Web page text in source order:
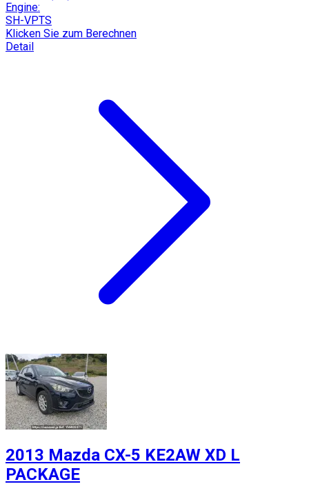
Engine:
SH-VPTS
Klicken Sie zum Berechnen
Detail
2013 Mazda CX-5 KE2AW XD L
PACKAGE